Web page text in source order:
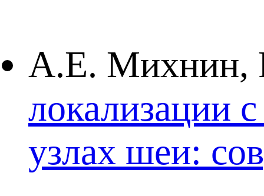
А.Е. Михнин,
локализации
узлах шеи: